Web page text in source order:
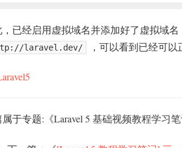
已经启用虚拟域名并添加好了虚拟域名
laravel.dev/ ，可以看到已经可以
于专题:《Laravel 5 基础视频教程学习